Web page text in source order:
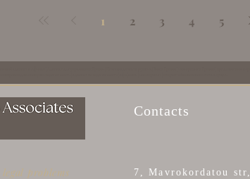
ПОСЛЕДСТВИЯ
1 2 3 4 5
problems
Contacts
7, Mavrokordatou str,